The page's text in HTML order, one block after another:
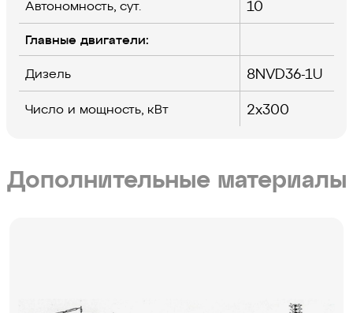
Автономность, сут. 10
Главные двигатели:
Дизель
8NVD36-1U
Число и мощность, кВт 2х300
Дополнительные материалы